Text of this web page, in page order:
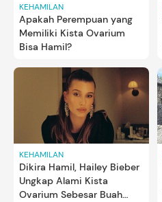
KEHAMILAN
Apakah Perempuan yang
Memiliki Kista Ovarium
Bisa Hamil?
KEHAMILAN
Dikira Hamil, Hailey Bieber
Ungkap Alami Kista
Ovarium Sebesar Buah